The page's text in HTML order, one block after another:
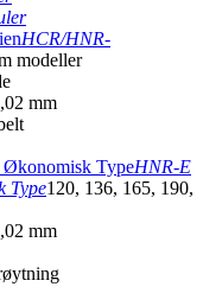
HCR/HNR-
modeller
mm
HNR-E
Type120, 136, 165, 190,
mm